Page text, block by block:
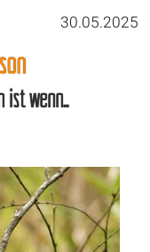
30.05.2025
wenn...